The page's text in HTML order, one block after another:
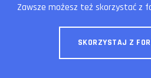
Zawsze możesz też skorzystać z
SKORZYSTAJ Z